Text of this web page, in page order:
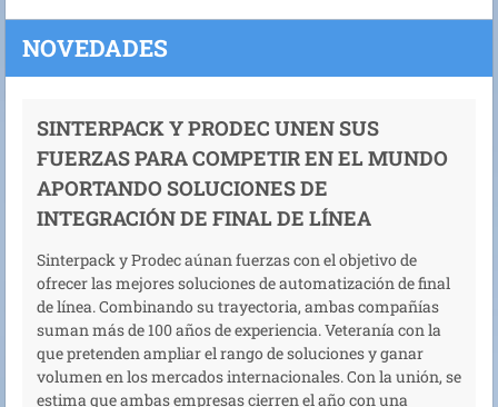
NOVEDADES
SINTERPACK Y PRODEC UNEN SUS
FUERZAS PARA COMPETIR EN EL MUNDO
APORTANDO SOLUCIONES DE
INTEGRACIÓN DE FINAL DE LÍNEA
Sinterpack y Prodec aúnan fuerzas con el objetivo de
ofrecer las mejores soluciones de automatización de final
de línea. Combinando su trayectoria, ambas compañías
suman más de 100 años de experiencia. Veteranía con la
que pretenden ampliar el rango de soluciones y ganar
volumen en los mercados internacionales. Con la unión, se
estima que ambas empresas cierren el año con una